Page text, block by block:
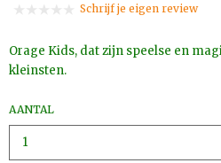
Schrijf je eigen review
Orage Kids, dat zijn speelse en
kleinsten.
AANTAL